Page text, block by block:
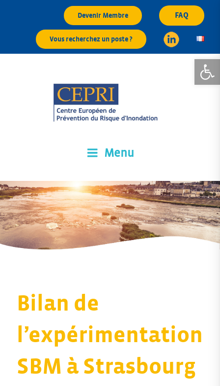
Ouvrir
Devenir Membre FAQ
Vous recherchez un poste ?
Menu
Bilan de
l’expérimentation
SBM à Strasbourg